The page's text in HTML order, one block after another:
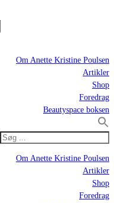
Om Anette Kristine Poulsen
Artikler
Shop
Foredrag
Beautyspace boksen
Om Anette Kristine Poulsen
Artikler
Shop
Foredrag